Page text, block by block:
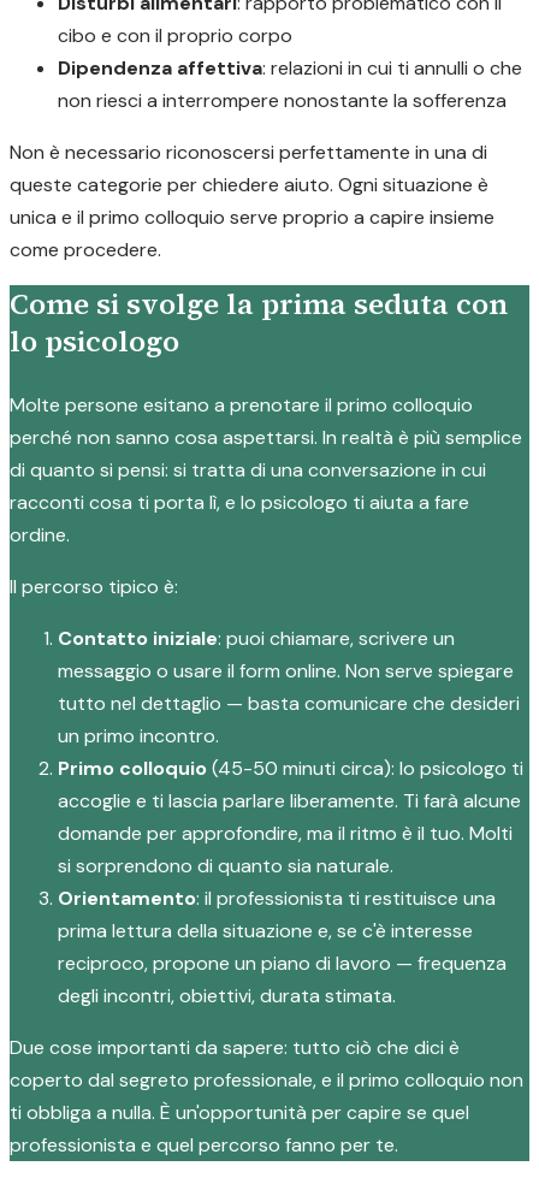
cibo e con il proprio corpo
Dipendenza affettiva: relazioni in cui ti annulli o che
non riesci a interrompere nonostante la sofferenza
Non è necessario riconoscersi perfettamente in una di
queste categorie per chiedere aiuto. Ogni situazione è
unica e il primo colloquio serve proprio a capire insieme
come procedere.
Come si svolge la prima seduta con
lo psicologo
Molte persone esitano a prenotare il primo colloquio
perché non sanno cosa aspettarsi. In realtà è più semplice
di quanto si pensi: si tratta di una conversazione in cui
racconti cosa ti porta lì, e lo psicologo ti aiuta a fare
ordine.
Il percorso tipico è:
Contatto iniziale: puoi chiamare, scrivere un
messaggio o usare il form online. Non serve spiegare
tutto nel dettaglio — basta comunicare che desideri
un primo incontro.
Primo colloquio(45-50 minuti circa): lo psicologo ti
accoglie e ti lascia parlare liberamente. Ti farà alcune
domande per approfondire, ma il ritmo è il tuo. Molti
si sorprendono di quanto sia naturale.
Orientamento: il professionista ti restituisce una
prima lettura della situazione e, se c'è interesse
reciproco, propone un piano di lavoro — frequenza
degli incontri, obiettivi, durata stimata.
Due cose importanti da sapere: tutto ciò che dici è
coperto dal segreto professionale, e il primo colloquio non
ti obbliga a nulla. È un'opportunità per capire se quel
professionista e quel percorso fanno per te.